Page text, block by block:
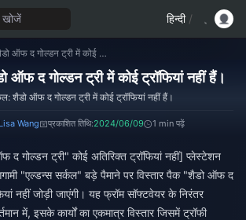
खोजें हिन्दी /
एल्डन सर्कल: शैडो ऑफ द गोल्डन ट्री में कोई ट्रॉफियां नहीं हैं।
ऑफ द गोल्डन ट्री में कोई ट्रॉफियां नहीं हैं।
शैडो ऑफ द गोल्डन ट्री में कोई ट्रॉफियां नहीं हैं।
Wang प्रकाशित तिथि:2024/06/09 1 min पढ़ें
गोल्डन ट्री" कोई अतिरिक्त ट्रॉफियां नहीं] प्लेस्टेशन
"एल्डन्स सर्कल" बड़े पैमाने पर विस्तार पैक "शैडो ऑफ द
नहीं जोड़ी जाएंगी। यह फ्रॉम सॉफ्टवेयर के निरंतर
में, इसके कार्यों का एकमात्र विस्तार जिसमें ट्रॉफी